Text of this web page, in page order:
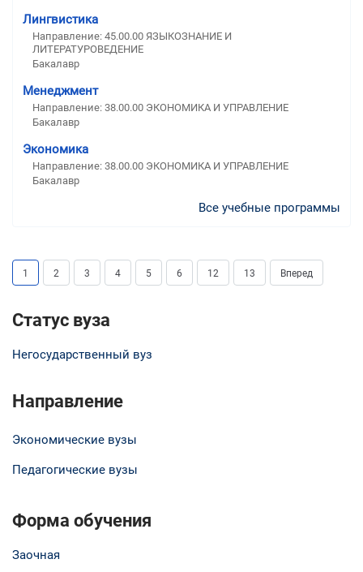
Лингвистика
Направление: 45.00.00 ЯЗЫКОЗНАНИЕ И
ЛИТЕРАТУРОВЕДЕНИЕ
Бакалавр
Менеджмент
Направление: 38.00.00 ЭКОНОМИКА И УПРАВЛЕНИЕ
Бакалавр
Экономика
Направление: 38.00.00 ЭКОНОМИКА И УПРАВЛЕНИЕ
Бакалавр
Все учебные программы
1 2 3 4 5 6 12 13 Вперед
Статус вуза
Негосударственный вуз
Направление
Экономические вузы
Педагогические вузы
Форма обучения
Заочная